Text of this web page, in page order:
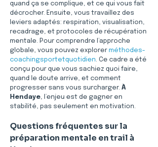
quand ça se complique, et ce qui vous fait
décrocher. Ensuite, vous travaillez des
leviers adaptés: respiration, visualisation,
recadrage, et protocoles de récupération
mentale. Pour comprendre l’approche
globale, vous pouvez explorer méthodes-
coachingsportetquotidien. Ce cadre a été
conçu pour que vous sachiez quoi faire,
quand le doute arrive, et comment
progresser sans vous surcharger. À
Hendaye, l’enjeu est de gagner en
stabilité, pas seulement en motivation.
Questions fréquentes sur la
préparation mentale en trail à